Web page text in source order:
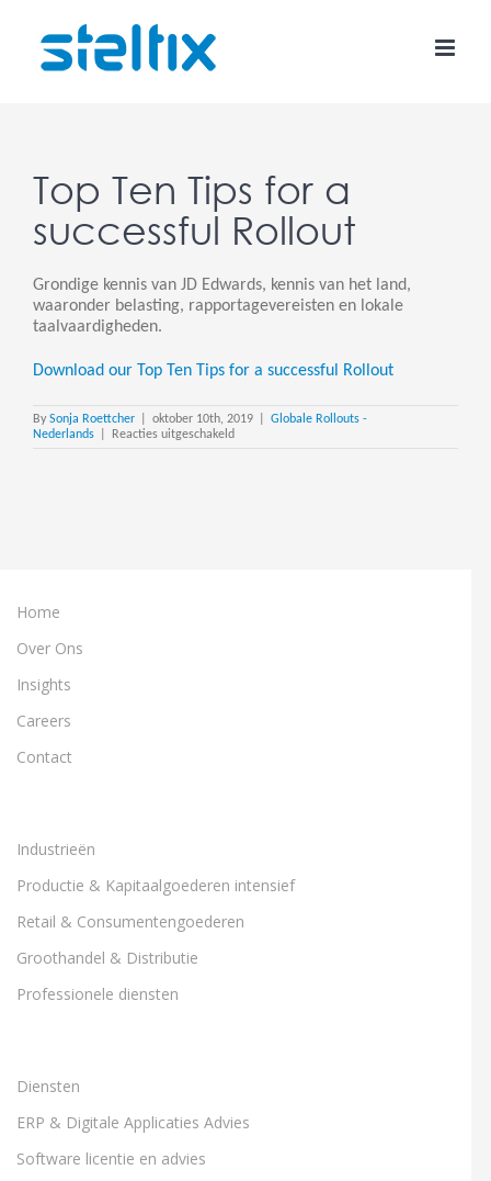
content
Top Ten Tips for a
successful Rollout
Grondige kennis van JD Edwards, kennis van het land,
waaronder belasting, rapportagevereisten en lokale
taalvaardigheden.
Download our Top Ten Tips for a successful Rollout
By Sonja Roettcher oktober 10th, 2019
Globale Rollouts -
Nederlands
Reacties uitgeschakeld
Home
Over Ons
Insights
Careers
Contact
Industrieën
Productie & Kapitaalgoederen intensief
Retail & Consumentengoederen
Groothandel & Distributie
Professionele diensten
Diensten
ERP & Digitale Applicaties Advies
Software licentie en advies